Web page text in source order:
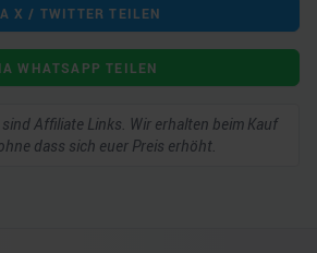
X / TWITTER TEILEN
WHATSAPP TEILEN
Affiliate Links. Wir erhalten beim Kauf
dass sich euer Preis erhöht.